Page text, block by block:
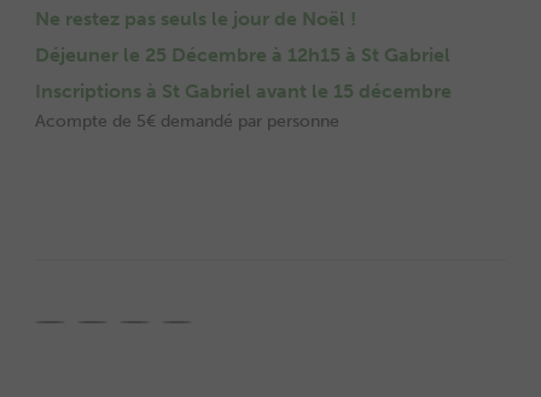
Ne restez pas seuls le jour de Noël !
Déjeuner le 25 Décembre à 12h15 à St Gabriel
Inscriptions à St Gabriel avant le 15 décembre
Acompte de 5€ demandé par personne